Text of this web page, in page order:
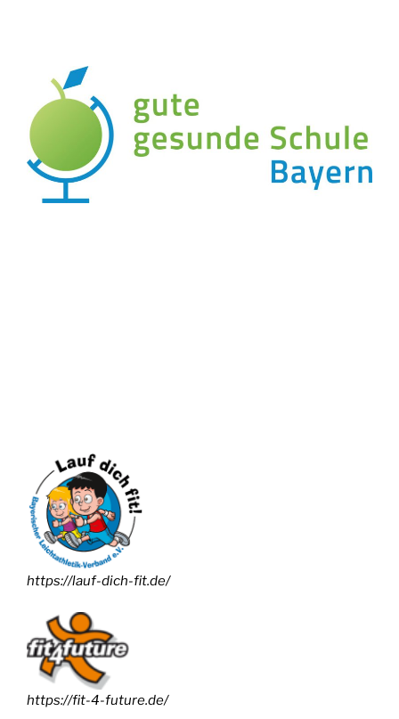
https://lauf-dich-fit.de/
https://fit-4-future.de/